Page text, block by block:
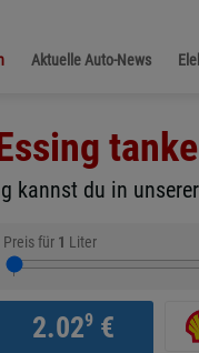
Aktuelle Auto-News
kannst du in
Preis für 1 Liter
2.029€